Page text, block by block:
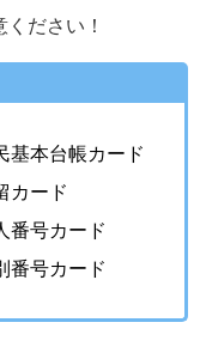
ください！
基本台帳カード
カード
番号カード
番号カード